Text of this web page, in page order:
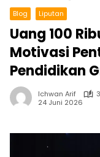
Blog Liputan
Uang 100
Motivasi
Pendidikan
Ichwan Arif
24 Juni 2026